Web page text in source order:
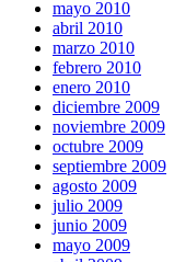
mayo 2010
abril 2010
marzo 2010
febrero 2010
enero 2010
diciembre 2009
noviembre 2009
octubre 2009
septiembre 2009
agosto 2009
julio 2009
junio 2009
mayo 2009